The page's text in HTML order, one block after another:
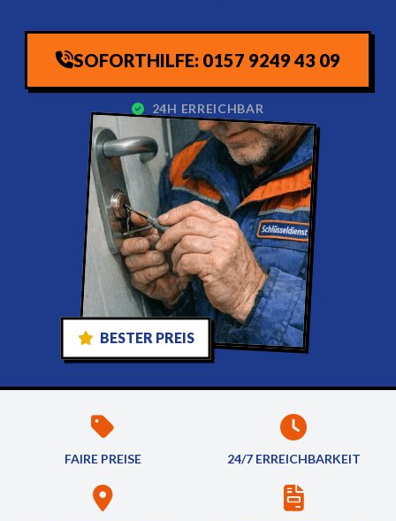
SOFORTHILFE: 0157 9249 43 09
24H ERREICHBAR
BESTER PREIS
FAIRE PREISE 24/7 ERREICHBARKEIT